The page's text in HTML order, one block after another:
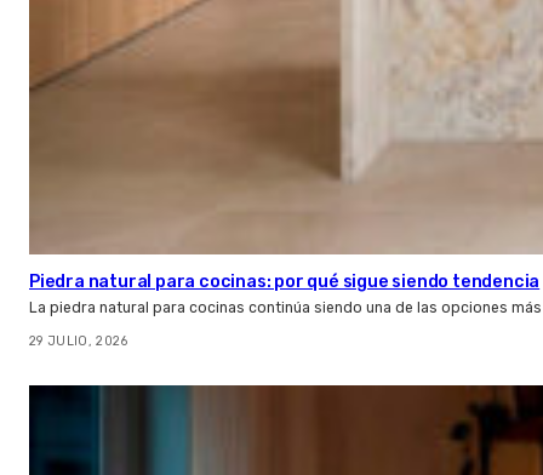
Piedra natural para cocinas: por qué sigue siendo tendencia
La piedra natural para cocinas continúa siendo una de las opciones
29 JULIO, 2026